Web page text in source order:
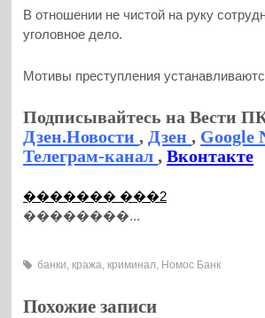
В отношении не чистой на руку
уголовное дело.
Мотивы преступления
Подписывайтесь на Вести
Дзен.Новости, Дзен, Google
Телеграм-канал,Вконтакте
������� ���2
��������...
банки, кража, криминал, Номос Банк
Похожие записи